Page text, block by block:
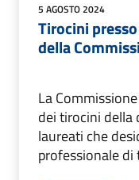
5 AGOSTO 2024
Tirocini
della
La
dei tirocini della
laureati che
professionale